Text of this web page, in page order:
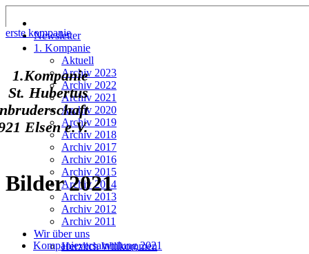
Newsletter
1. Kompanie
Aktuell
Archiv 2023
Archiv 2022
Archiv 2021
Archiv 2020
Archiv 2019
Archiv 2018
Archiv 2017
Archiv 2016
Archiv 2015
Archiv 2014
Archiv 2013
Archiv 2012
Archiv 2011
Wir über uns
Herzlich Willkommen
erste kompanie
1.Kompanie
St. Hubertus
Elsen e.V.
Bilder 2021
Kompanieversammlung 2021